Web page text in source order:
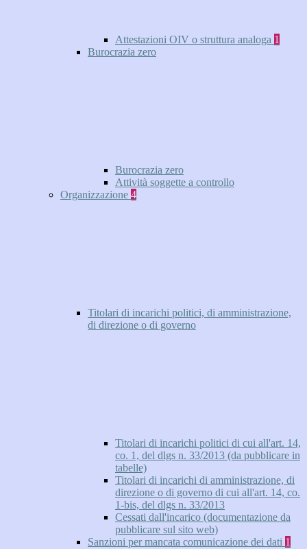
Attestazioni OIV o struttura analoga 1
Burocrazia zero
Burocrazia zero
Attività soggette a controllo
Organizzazione 4
Titolari di incarichi politici, di amministrazione,
di direzione o di governo
Titolari di incarichi politici di cui all'art. 14,
co. 1, del dlgs n. 33/2013 (da pubblicare in
tabelle)
Titolari di incarichi di amministrazione, di
direzione o di governo di cui all'art. 14, co.
1-bis, del dlgs n. 33/2013
Cessati dall'incarico (documentazione da
pubblicare sul sito web)
Sanzioni per mancata comunicazione dei dati 1